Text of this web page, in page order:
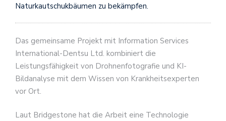
Naturkautschukbäumen zu bekämpfen.
Das gemeinsame Projekt mit Information Services
International-Dentsu Ltd. kombiniert die
Leistungsfähigkeit von Drohnenfotografie und KI-
Bildanalyse mit dem Wissen von Krankheitsexperten
vor Ort.
Laut Bridgestone hat die Arbeit eine Technologie